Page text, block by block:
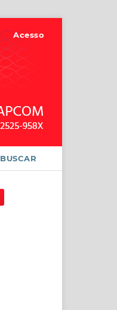
BUSCAR
Acesso